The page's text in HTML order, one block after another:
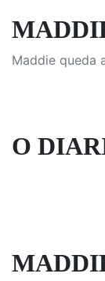
Maddie queda
O